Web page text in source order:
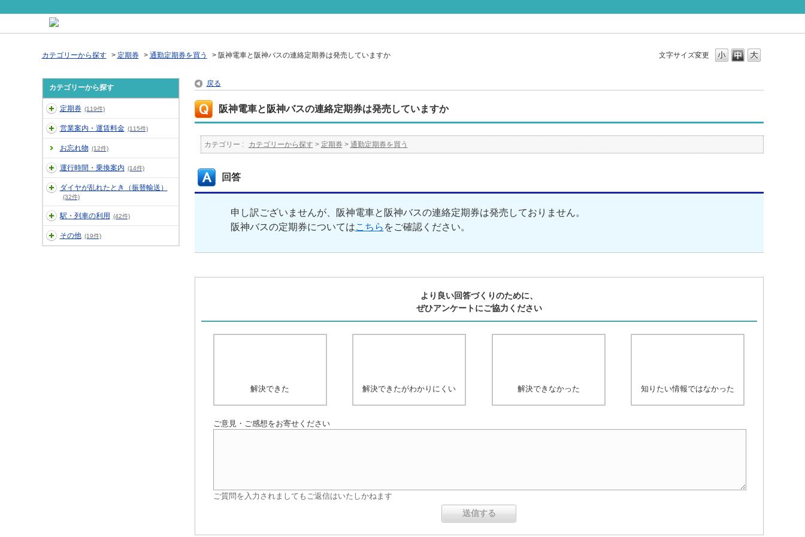
文字サイズ変更
カテゴリーから探す > 定期券 > 通勤定期券を買う > 阪神電車と阪神バスの連絡定期券は発売していますか
カテゴリーから探す
定期券 (119件)
営業案内・運賃料金 (115件)
お忘れ物 (12件)
運行時間・乗換案内 (14件)
ダイヤが乱れたとき（振替輸送）
(32件)
駅・列車の利用 (42件)
その他 (19件)
戻る
阪神電車と阪神バスの連絡定期券は発売していますか
カテゴリー : カテゴリーから探す > 定期券 > 通勤定期券を買う
回答
申し訳ございませんが、阪神電車と阪神バスの連絡定期券は発売しておりません。
阪神バスの定期券についてはこちら をご確認ください。
より良い回答づくりのために、
ぜひアンケートにご協力ください
解決できた 解決できたがわかりにくい 解決できなかった 知りたい情報ではなかった
ご意見・ご感想をお寄せください
ご質問を入力されましてもご返信はいたしかねます